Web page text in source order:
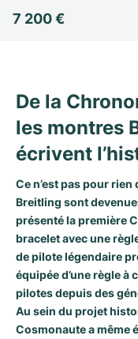
Milgauss
Yacht-Master
Yacht-Master II
Sky-Dweller
Submariner
Montres pour femmes
Ronde
Crash
Pasha
Baignoire
Ballon Blanc
Roadster
Montres d'occasion
Professional
Transocean
Cockpit
Super Avenger
Galactic
Montbrillant
Montres d'occasion
Formula 1
Montres d'occasion
Montres pour femmes
Portofino
Da Vinci
Aquatimer
GST
Vintage
Montres d'occasion
Spirit of Big Bang
Montres d'occasion
7 200 €
De la
les montres
écrivent
Ce n’est pas pour
Breitling sont
présenté la première
bracelet avec une
de pilote légendaire
équipée d’une règle à
pilotes depuis des
Au sein du projet
Cosmonautea même